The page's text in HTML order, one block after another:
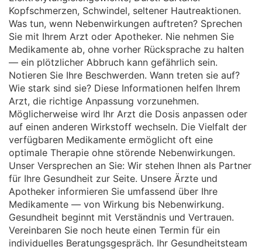
Kopfschmerzen, Schwindel, seltener Hautreaktionen.
Was tun, wenn Nebenwirkungen auftreten? Sprechen
Sie mit Ihrem Arzt oder Apotheker. Nie nehmen Sie
Medikamente ab, ohne vorher Rücksprache zu halten
— ein plötzlicher Abbruch kann gefährlich sein.
Notieren Sie Ihre Beschwerden. Wann treten sie auf?
Wie stark sind sie? Diese Informationen helfen Ihrem
Arzt, die richtige Anpassung vorzunehmen.
Möglicherweise wird Ihr Arzt die Dosis anpassen oder
auf einen anderen Wirkstoff wechseln. Die Vielfalt der
verfügbaren Medikamente ermöglicht oft eine
optimale Therapie ohne störende Nebenwirkungen.
Unser Versprechen an Sie: Wir stehen Ihnen als Partner
für Ihre Gesundheit zur Seite. Unsere Ärzte und
Apotheker informieren Sie umfassend über Ihre
Medikamente — von Wirkung bis Nebenwirkung.
Gesundheit beginnt mit Verständnis und Vertrauen.
Vereinbaren Sie noch heute einen Termin für ein
individuelles Beratungsgespräch. Ihr Gesundheitsteam